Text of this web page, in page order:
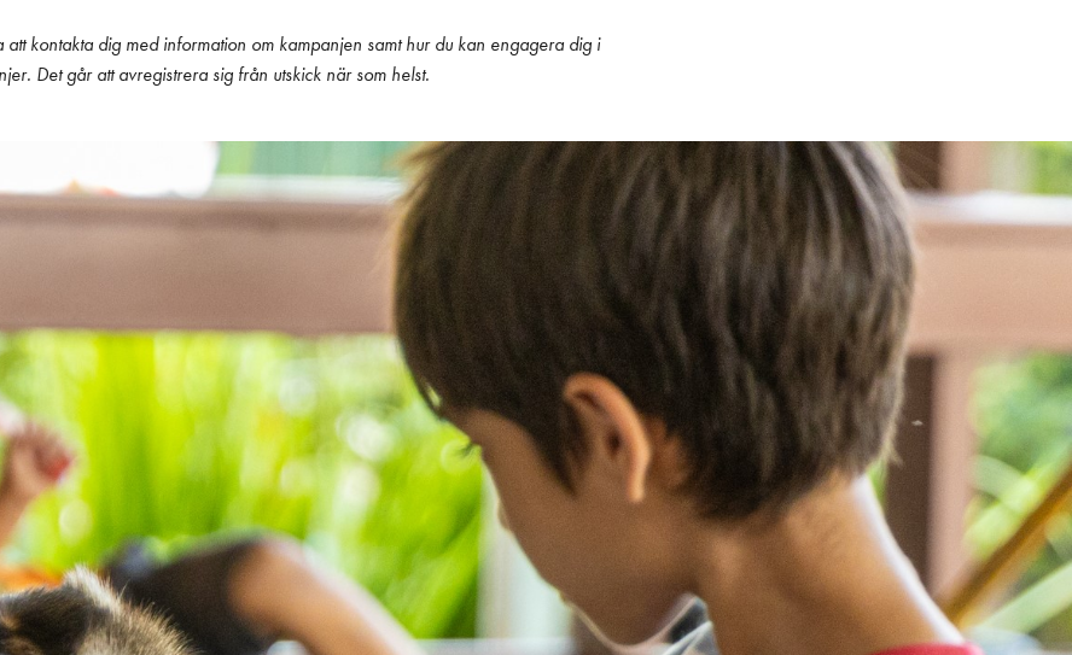
att kontakta dig med information om kampanjen samt hur du kan engagera dig i
Det går att avregistrera sig från utskick när som helst.